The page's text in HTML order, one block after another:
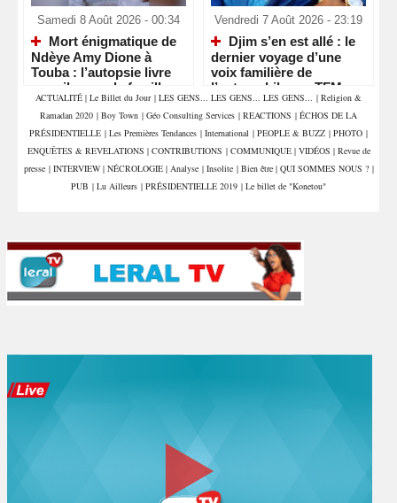
Samedi 8 Août 2026 - 00:34
Mort énigmatique de
Ndèye Amy Dione à
Touba : l’autopsie livre
ses silences, la famille
attend la vérité
Vendredi 7 Août 2026 - 23:19
Djim s’en est allé : le
dernier voyage d’une
voix familière de
l’automobile sur TFM
ACTUALITÉ | Le Billet du Jour | LES GENS... LES GENS... LES GENS... | Religion &
Ramadan 2020 | Boy Town | Géo Consulting Services | REACTIONS | ÉCHOS DE LA
PRÉSIDENTIELLE | Les Premières Tendances | International | PEOPLE & BUZZ | PHOTO |
ENQUÊTES & REVELATIONS | CONTRIBUTIONS | COMMUNIQUE | VIDÉOS | Revue de
presse | INTERVIEW | NÉCROLOGIE | Analyse | Insolite | Bien être | QUI SOMMES NOUS ? |
PUB | Lu Ailleurs | PRÉSIDENTIELLE 2019 | Le billet de "Konetou"